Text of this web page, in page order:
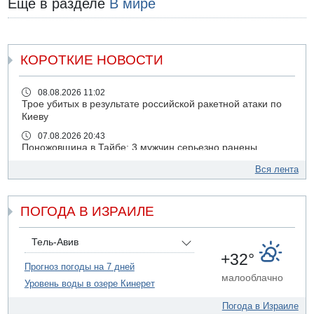
Еще в разделе В мире
КОРОТКИЕ НОВОСТИ
08.08.2026 11:02
Трое убитых в результате российской ракетной атаки по
Киеву
07.08.2026 20:43
Поножовщина в Тайбе: 3 мужчин серьезно ранены
Ynet: "Хизбалла" запустила БПЛА со взрывчаткой по
07.08.2026 19:16
ДТП в Ашдоде: тяжело ранены двое маленьких детей
07.08.2026 19:14
Скончался водитель, врезавшийся в стену в
Иерусалиме
07.08.2026 17:57
Вся лента
ПОГОДА В ИЗРАИЛЕ
Тель-Авив
Прогноз погоды на 7 дней
Уровень воды в озере Кинерет
+32°
малооблачно
Погода в Израиле